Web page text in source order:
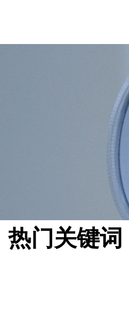
热门关键词